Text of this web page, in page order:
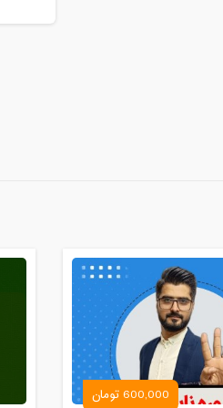
600,000 تومان